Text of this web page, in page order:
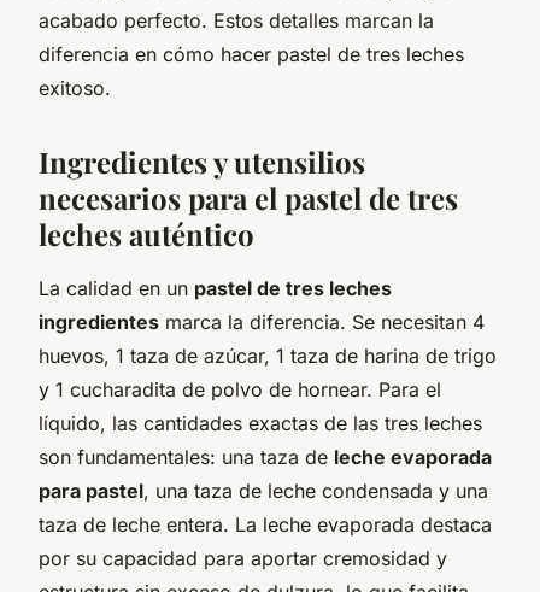
acabado perfecto. Estos detalles marcan la
diferencia en cómo hacer pastel de tres leches
exitoso.
Ingredientes y utensilios
necesarios para el pastel de tres
leches auténtico
La calidad en un pastel de tres leches
ingredientes marca la diferencia. Se necesitan 4
huevos, 1 taza de azúcar, 1 taza de harina de trigo
y 1 cucharadita de polvo de hornear. Para el
líquido, las cantidades exactas de las tres leches
son fundamentales: una taza de leche evaporada
para pastel, una taza de leche condensada y una
taza de leche entera. La leche evaporada destaca
por su capacidad para aportar cremosidad y